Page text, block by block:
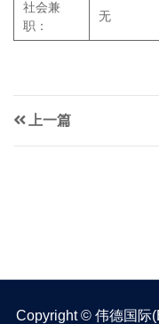
社会兼
职：
无
上一篇
Copyright © 伟德国际